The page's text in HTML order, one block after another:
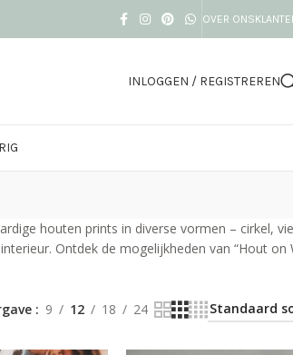
OVER ONS
INLOGGEN / REGISTREREN
houten prints in diverse vormen – cirkel,
Ontdek de mogelijkheden van “Hout on
9 12 18 24